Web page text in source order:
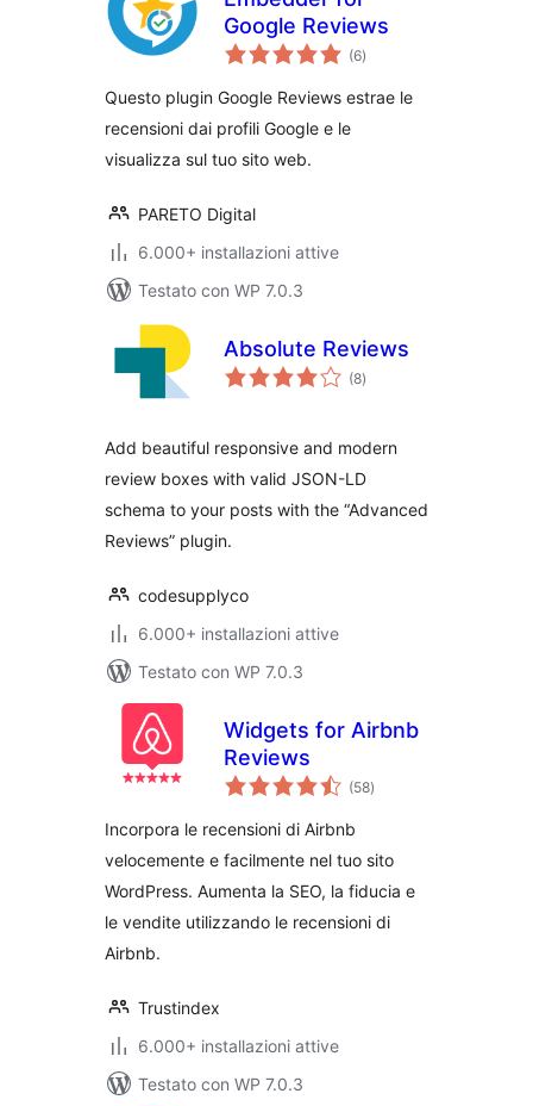
Google Reviews
(6valutazioni
totali
)
Questo plugin Google Reviews estrae le
recensioni dai profili Google e le
visualizza sul tuo sito web.
PARETO Digital
6.000+ installazioni attive
Testato con WP 7.0.3
Absolute Reviews
(8valutazioni
totali
)
Add beautiful responsive and modern
review boxes with valid JSON-LD
schema to your posts with the “Advanced
Reviews” plugin.
codesupplyco
6.000+ installazioni attive
Testato con WP 7.0.3
Widgets for Airbnb
Reviews
(58valutazioni
totali
)
Incorpora le recensioni di Airbnb
velocemente e facilmente nel tuo sito
WordPress. Aumenta la SEO, la fiducia e
le vendite utilizzando le recensioni di
Airbnb.
Trustindex
6.000+ installazioni attive
Testato con WP 7.0.3